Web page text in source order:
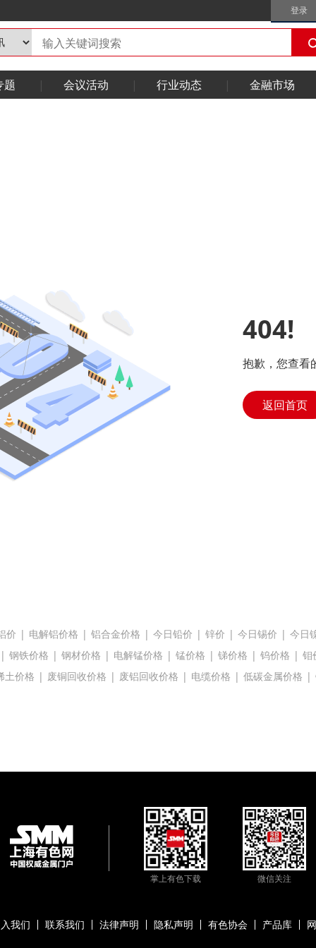
登录
题 会议活动 行业动态 金融市场
404!
抱歉，您查看
返回首页
价 | 电解铝价格 | 铝合金价格 | 今日铅价 | 锌价 | 今日锡价 | 今日
| 钢铁价格 | 钢材价格 | 电解锰价格 | 锰价格 | 锑价格 | 钨价格 | 钼
土价格 | 废铜回收价格 | 废铝回收价格 | 电缆价格 | 低碳金属价格 |
掌上有色下载 微信关注
我们 联系我们 法律声明 隐私声明 有色协会 产品库